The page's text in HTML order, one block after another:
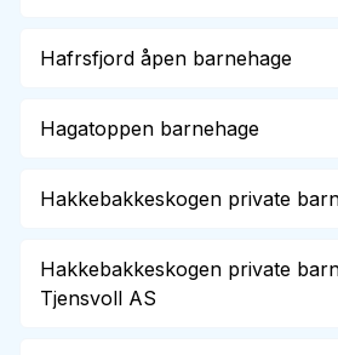
Hafrsfjord åpen barnehage
Hagatoppen barnehage
Hakkebakkeskogen private
Hakkebakkeskogen private
Tjensvoll AS